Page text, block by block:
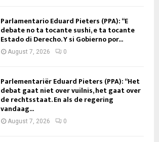
Parlamentario Eduard Pieters (PPA): “E
debate no ta tocante sushi, e ta tocante
Estado di Derecho. Y si Gobierno por...
August 7, 2026 0
Parlementariër Eduard Pieters (PPA): “Het
debat gaat niet over vuilnis, het gaat over
de rechtsstaat. En als de regering
vandaag...
August 7, 2026 0